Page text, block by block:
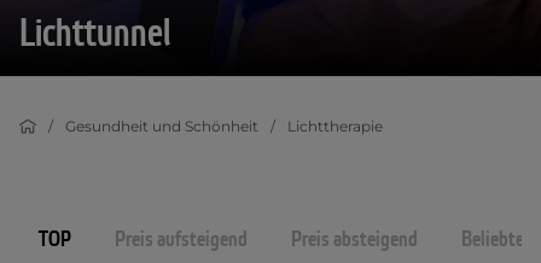
Lichttunnel
Gesundheit und Schönheit Lichttherapie
TOP Preis aufsteigend Preis absteigend